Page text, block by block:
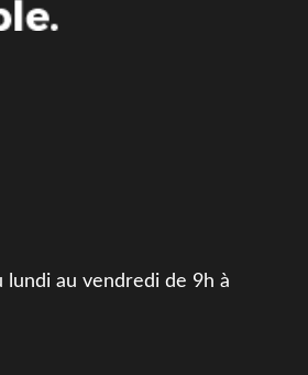
lundi au vendredi de 9h à